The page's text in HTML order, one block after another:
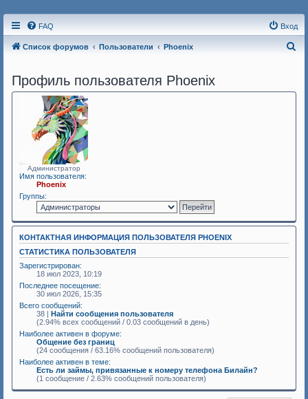
FAQ Вход
Список форумов Пользователи Phoenix
Профиль пользователя Phoenix
Администратор
Имя пользователя:
Phoenix
Группы:
КОНТАКТНАЯ ИНФОРМАЦИЯ ПОЛЬЗОВАТЕЛЯ PHOENIX
СТАТИСТИКА ПОЛЬЗОВАТЕЛЯ
Зарегистрирован:
18 июл 2023, 10:19
Последнее посещение:
30 июл 2026, 15:35
Всего сообщений:
38 | Найти сообщения пользователя
(2.94% всех сообщений / 0.03 сообщений в день)
Наиболее активен в форуме:
Общение без границ
(24 сообщения / 63.16% сообщений пользователя)
Наиболее активен в теме:
Есть ли займы, привязанные к номеру телефона Билайн?
(1 сообщение / 2.63% сообщений пользователя)